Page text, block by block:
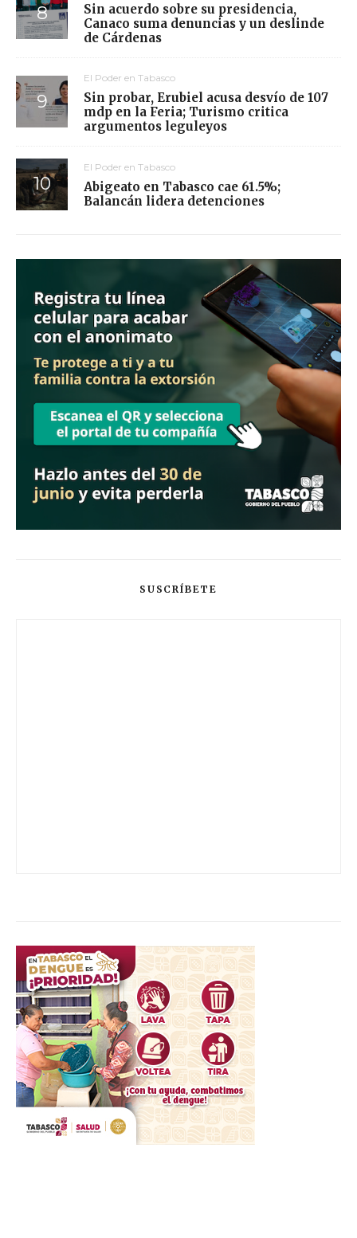
Sin acuerdo sobre su presidencia,
Canaco suma denuncias y un deslinde
de Cárdenas
El Poder en Tabasco
Sin probar, Erubiel acusa desvío de 107
mdp en la Feria; Turismo critica
argumentos leguleyos
El Poder en Tabasco
Abigeato en Tabasco cae 61.5%;
Balancán lidera detenciones
SUSCRÍBETE